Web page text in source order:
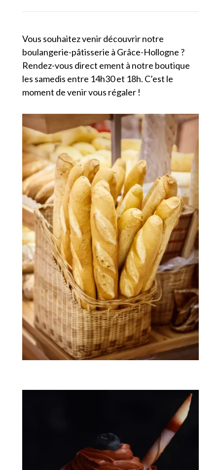
Vous souhaitez venir découvrir notre
boulangerie-pâtisserie à Grâce-Hollogne ?
Rendez-vous direct ement à notre boutique
les samedis entre 14h30 et 18h. C’est le
moment de venir vous régaler !